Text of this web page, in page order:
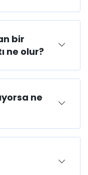
bir
ne olur?
ne